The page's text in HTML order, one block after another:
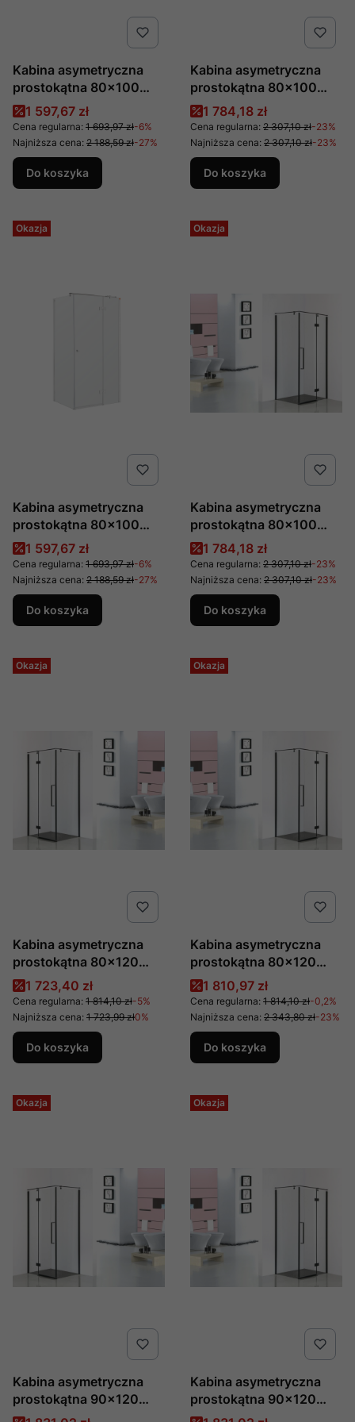
Kabina asymetryczna
prostokątna 80×100
szkło transparent wersja
lewa BK247T08/10L
Cena promocyjna
1 597,67 zł
Cena regularna: 1 693,97 zł-6%
Najniższa cena: 2 188,59 zł-27%
Do koszyka
Kabina asymetryczna
prostokątna 80×100
szkło transparentne
wersja lewa Fresh Line
BK248T08/10KL
Cena promocyjna
1 784,18 zł
Cena regularna: 2 307,10 zł-23%
Najniższa cena: 2 307,10 zł-23%
Do koszyka
Okazja
Kabina asymetryczna
prostokątna 80×100
szkło transparentne
wersja prawa
BK247T08/10P
Cena promocyjna
1 597,67 zł
Cena regularna: 1 693,97 zł-6%
Najniższa cena: 2 188,59 zł-27%
Do koszyka
Okazja
Kabina asymetryczna
prostokątna 80×100
szkło transparentne
wersja prawa Fresh Line
BK248T08/10KP
Cena promocyjna
1 784,18 zł
Cena regularna: 2 307,10 zł-23%
Najniższa cena: 2 307,10 zł-23%
Do koszyka
Okazja
Kabina asymetryczna
prostokątna 80×120
szkło transparentne
wersja lewa Fresh Line
BK248T08/12KL
Cena promocyjna
1 723,40 zł
Cena regularna: 1 814,10 zł-5%
Najniższa cena: 1 723,99 zł0%
Do koszyka
Okazja
Kabina asymetryczna
prostokątna 80×120
szkło transparentne
wersja prawa Fresh Line
BK248T08/12KP
Cena promocyjna
1 810,97 zł
Cena regularna: 1 814,10 zł-0,2%
Najniższa cena: 2 343,80 zł-23%
Do koszyka
Okazja
Kabina asymetryczna
prostokątna 90×120
szkło transparentne
Okazja
Kabina asymetryczna
prostokątna 90×120
szkło transparentne